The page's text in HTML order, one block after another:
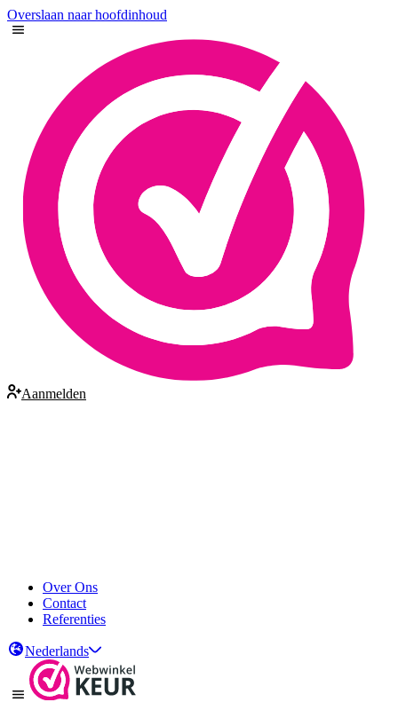
Overslaan naar hoofdinhoud
Aanmelden
Over Ons
Contact
Referenties
Nederlands